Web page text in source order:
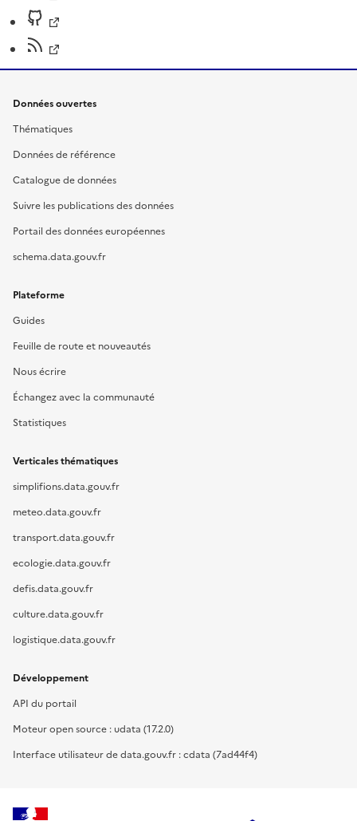
Données ouvertes
Thématiques
Données de référence
Catalogue de données
Suivre les publications des données
Portail des données européennes
schema.data.gouv.fr
Plateforme
Guides
Feuille de route et nouveautés
Nous écrire
Échangez avec la communauté
Statistiques
Verticales thématiques
simplifions.data.gouv.fr
meteo.data.gouv.fr
transport.data.gouv.fr
ecologie.data.gouv.fr
defis.data.gouv.fr
culture.data.gouv.fr
logistique.data.gouv.fr
Développement
API du portail
Moteur open source : udata (17.2.0)
Interface utilisateur de data.gouv.fr : cdata (7ad44f4)